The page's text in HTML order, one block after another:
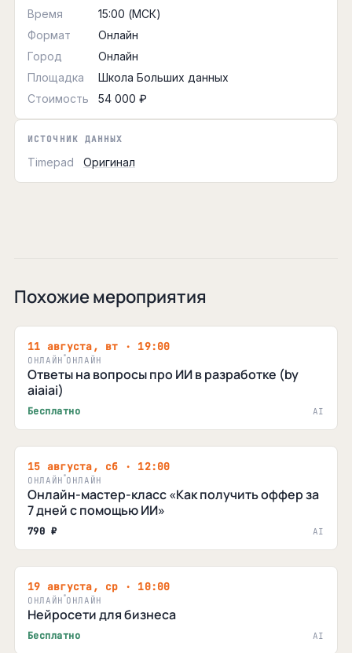
Время
15:00 (МСК)
Формат
Онлайн
Город
Онлайн
Площадка
Школа Больших данных
Стоимость
54 000 ₽
ИСТОЧНИК ДАННЫХ
Timepad Оригинал
Похожие мероприятия
11 августа, вт · 19:00
ОНЛАЙН ОНЛАЙН
Ответы на вопросы про ИИ в разработке (by
aiaiai)
Бесплатно AI
15 августа, сб · 12:00
ОНЛАЙН ОНЛАЙН
Онлайн-мастер-класс «Как получить оффер за
7 дней с помощью ИИ»
790 ₽ AI
19 августа, ср · 10:00
ОНЛАЙН ОНЛАЙН
Нейросети для бизнеса
Бесплатно AI